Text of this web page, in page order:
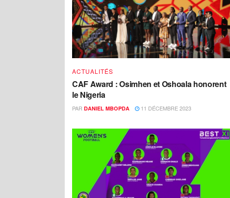
ACTUALITÉS
CAF Award : Osimhen et Oshoala honorent
le Nigeria
PAR DANIEL MBOPDA 11 DÉCEMBRE 2023